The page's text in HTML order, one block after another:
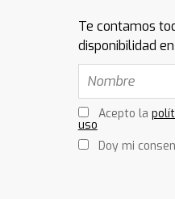
Te contamos
disponibilidad
Acepto la
uso
Doy mi